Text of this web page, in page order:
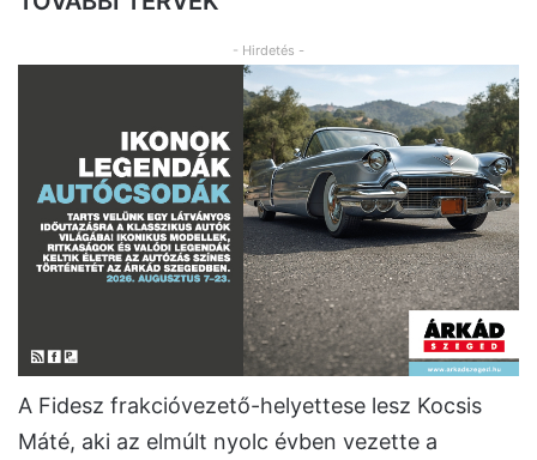
- Hirdetés -
A Fidesz frakcióvezető-helyettese lesz Kocsis
Máté, aki az elmúlt nyolc évben vezette a